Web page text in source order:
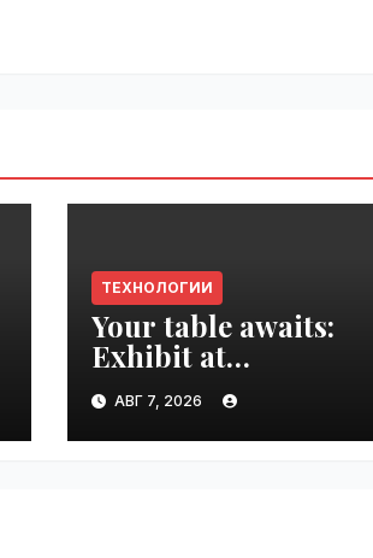
ТЕХНОЛОГИИ
Your table awaits:
Exhibit at
TechCrunch Disrupt
2026 to be seen by
thousands |
АВГ 7, 2026